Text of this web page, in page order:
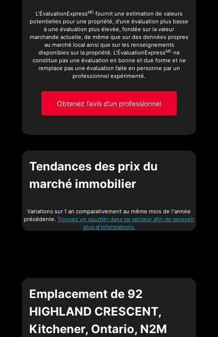
L'ÉvaluationExpressMC fournit une estimation de valeurs
potentielles pour une propriété, d’une évaluation plus basse
à une évaluation plus élevée, fondée sur la valeur
marchande actuelle, de même que sur des données propres
au marché local ainsi que sur les renseignements
disponibles sur la propriété. L'ÉvaluationExpressMCne
constitue pas une évaluation en bonne et due forme et ne
remplace pas une évaluation faite en personne par un
professionnel expérimenté.
Obtenez l’avis d’un professionnel
Tendances des prix du
marché immobilier
Variations sur 1 an comparativement au même mois de l'année
précédente. Trouvez un courtier dans ce secteur afin de recevoir
plus d'informations.
Emplacement de 92
HIGHLAND CRESCENT,
Kitchener, Ontario, N2M